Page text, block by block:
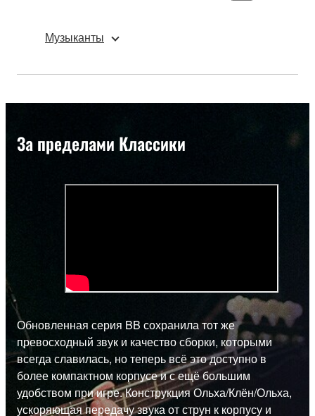
Музыканты
За пределами Классики
Обновленная серия BB сохранила тот же
превосходный звук и качество сборки, которыми
всегда славилась, но теперь всё это доступно в
более компактном корпусе и с ещё большим
удобством при игре. Конструкция Ольха/Клён/Ольха,
ускоряющая передачу звука от струн к корпусу и